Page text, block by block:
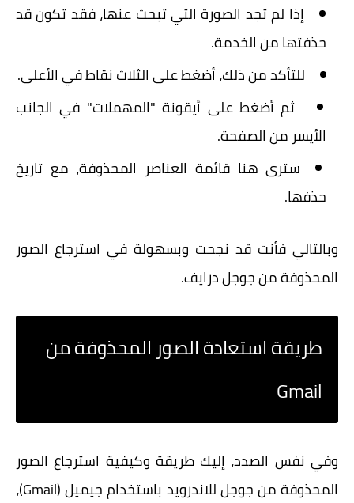
إذا لم تجد الصورة التي تبحث عنها، فقد تكون قد
حذفتها من الخدمة.
للتأكد من ذلك، أضغط على الثلاث نقاط في الأعلى.
ثم أضغط على أيقونة "المهملات" في الجانب
الأيسر من الصفحة.
سترى هنا قائمة العناصر المحذوفة، مع تاريخ
حذفها.
وبالتالي فأنت قد نجحت وبسهولة في استرجاع الصور
المحذوفة من جوجل درايف.
طريقة استعادة الصور المحذوفة من
Gmail
وفي نفس الصدد، إليك طريقة وكيفية استرجاع الصور
المحذوفة من جوجل للاندرويد باستخدام جيميل (Gmail)،